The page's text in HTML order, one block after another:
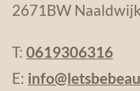
2671BW Naaldwijk
T: 0619306316
E: